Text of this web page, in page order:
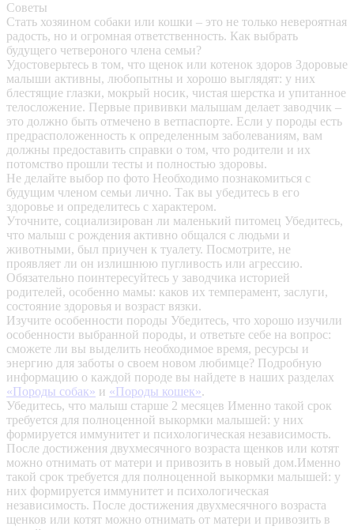
Советы
Стать хозяином собаки или кошки – это не только невероятная
радость, но и огромная ответственность. Как выбрать
будущего четвероного члена семьи?
Удостоверьтесь в том, что щенок или котенок здоров Здоровые
малыши активны, любопытны и хорошо выглядят: у них
блестящие глазки, мокрый носик, чистая шерстка и упитанное
телосложение. Первые прививки малышам делает заводчик –
это должно быть отмечено в ветпаспорте. Если у породы есть
предрасположенность к определенным заболеваниям, вам
должны предоставить справки о том, что родители и их
потомство прошли тесты и полностью здоровы.
Не делайте выбор по фото Необходимо познакомиться с
будущим членом семьи лично. Так вы убедитесь в его
здоровье и определитесь с характером.
Уточните, социализирован ли маленький питомец Убедитесь,
что малыш с рождения активно общался с людьми и
животными, был приучен к туалету. Посмотрите, не
проявляет ли он излишнюю пугливость или агрессию.
Обязательно поинтересуйтесь у заводчика историей
родителей, особенно мамы: каков их темперамент, заслуги,
состояние здоровья и возраст вязки.
Изучите особенности породы Убедитесь, что хорошо изучили
особенности выбранной породы, и ответьте себе на вопрос:
сможете ли вы выделить необходимое время, ресурсы и
энергию для заботы о своем новом любимце? Подробную
информацию о каждой породе вы найдете в наших разделах
«Породы собак» и «Породы кошек».
Убедитесь, что малыш старше 2 месяцев Именно такой срок
требуется для полноценной выкормки малышей: у них
формируется иммунитет и психологическая независимость.
После достижения двухмесячного возраста щенков или котят
можно отнимать от матери и привозить в новый дом.Именно
такой срок требуется для полноценной выкормки малышей: у
них формируется иммунитет и психологическая
независимость. После достижения двухмесячного возраста
щенков или котят можно отнимать от матери и привозить в